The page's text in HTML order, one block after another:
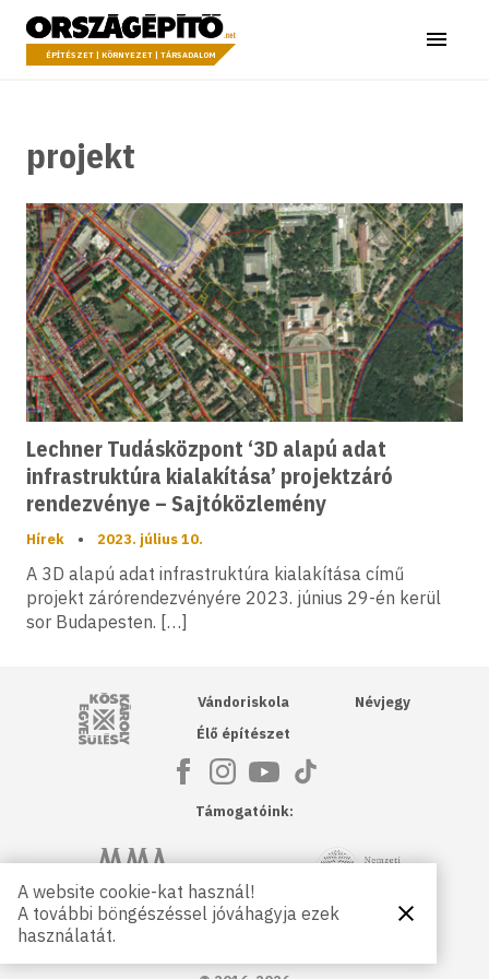
a tartalomhoz
Országépítő
ÉPÍTÉSZET | KÖRNYEZET | TÁRSADALOM Menü
projekt
Lechner Tudásközpont ‘3D alapú adat
infrastruktúra kialakítása’ projektzáró
rendezvénye – Sajtóközlemény
Hírek • 2023. július 10.
A 3D alapú adat infrastruktúra kialakítása című
projekt zárórendezvényére 2023. június 29-én kerül
sor Budapesten. […]
Kós Károly Egyesülés
Vándoriskola
Élő építészet
Névjegy
Támogatóink:
Magyar Művészeti Akadémia NKA
Petőfi Kulturális Ügynökség
A website cookie-kat használ!
A további böngészéssel jóváhagyja ezek
használatát.
Bezárás